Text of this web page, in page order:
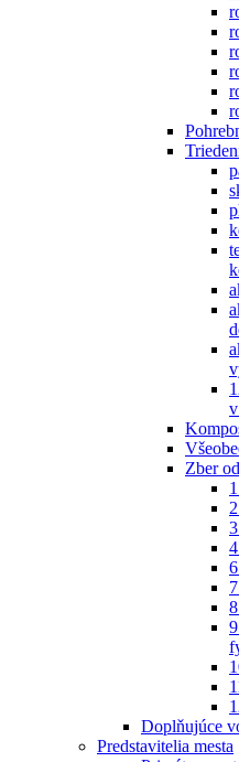
Zber
Doplňujúce
Predstavitelia mesta